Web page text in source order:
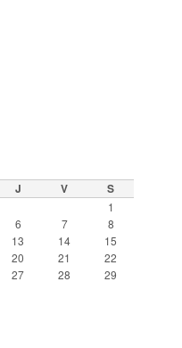
J V S
1
6 7
8
13 14
15
20 21
22
27 28
29